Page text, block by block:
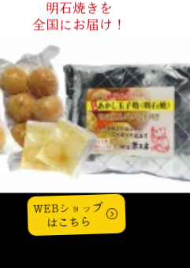
明石焼きを
全国にお届け！
WEBショップ
はこちら
こだ